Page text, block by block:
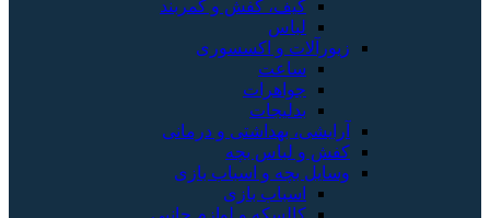
کیف، کفش و کمربند
لباس
زیورآلات و اکسسوری
ساعت
جواهرات
بدلیجات
آرایشی، بهداشتی و درمانی
کفش و لباس بچه
وسایل بچه و اسباب بازی
اسباب بازی